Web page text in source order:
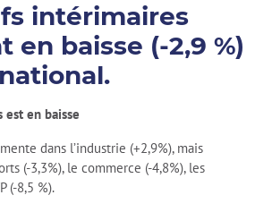
intérimaires
en baisse (-2,9 %)
est en baisse
dans l’industrie (+2,9%), mais
(-3,3%), le commerce (-4,8%), les
(-8,5 %).